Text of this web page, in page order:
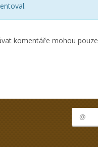
komentáře mohou